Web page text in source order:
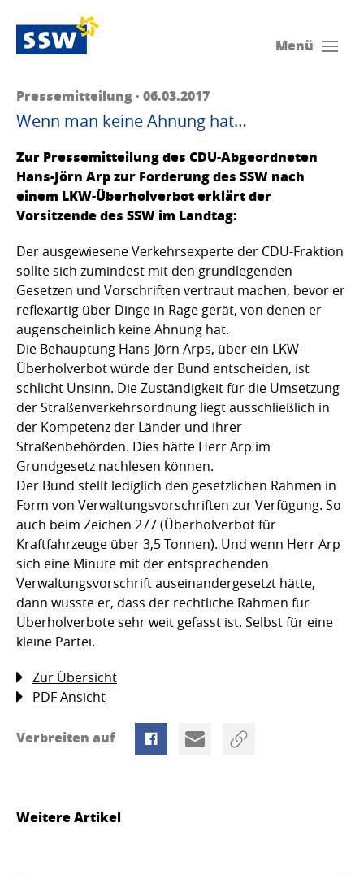
Menü
Pressemitteilung · 06.03.2017
Wenn man keine Ahnung hat…
Zur Pressemitteilung des CDU-Abgeordneten
Hans-Jörn Arp zur Forderung des SSW nach
einem LKW-Überholverbot erklärt der
Vorsitzende des SSW im Landtag:
Der ausgewiesene Verkehrsexperte der CDU-Fraktion
sollte sich zumindest mit den grundlegenden
Gesetzen und Vorschriften vertraut machen, bevor er
reflexartig über Dinge in Rage gerät, von denen er
augenscheinlich keine Ahnung hat.
Die Behauptung Hans-Jörn Arps, über ein LKW-
Überholverbot würde der Bund entscheiden, ist
schlicht Unsinn. Die Zuständigkeit für die Umsetzung
der Straßenverkehrsordnung liegt ausschließlich in
der Kompetenz der Länder und ihrer
Straßenbehörden. Dies hätte Herr Arp im
Grundgesetz nachlesen können.
Der Bund stellt lediglich den gesetzlichen Rahmen in
Form von Verwaltungsvorschriften zur Verfügung. So
auch beim Zeichen 277 (Überholverbot für
Kraftfahrzeuge über 3,5 Tonnen). Und wenn Herr Arp
sich eine Minute mit der entsprechenden
Verwaltungsvorschrift auseinandergesetzt hätte,
dann wüsste er, dass der rechtliche Rahmen für
Überholverbote sehr weit gefasst ist. Selbst für eine
kleine Partei.
Zur Übersicht
PDF Ansicht
Verbreiten auf
Weitere Artikel